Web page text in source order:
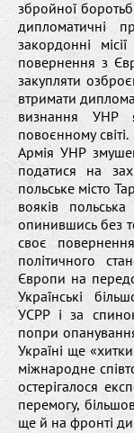
збройної
дипломатичні
закордонні
повернення з
закупляти
втримати
визнання УНР
повоєнному
Армія УНР
податися на
польське місто
вояків
опинившись без
своє
політичного
Європи на
Українські
УСРР і за
попри
Україні ще
міжнародне
остерігалося
перемогу,
ще й на фронті